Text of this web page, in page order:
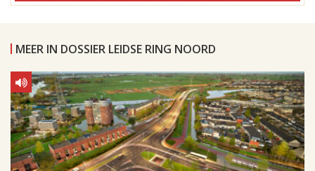
MEER IN DOSSIER LEIDSE RING NOORD